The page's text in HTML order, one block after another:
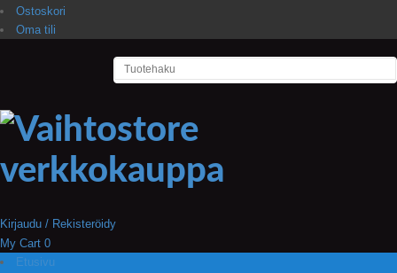
Ostoskori
Oma tili
Kirjaudu / Rekisteröidy
My Cart 0
Etusivu